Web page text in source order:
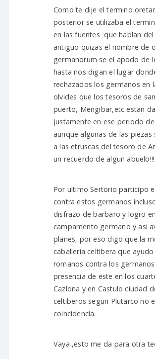
Como te dije el termino
posterior se utilizaba el
en las fuentes que hablan
antiguo quizas el nombre de
germanorum se el apodo de
hasta nos digan el lugar
rechazados los germanos en
olvides que los tesoros de
puerto, Mengibar,etc estan
justamente en ese periodo
aunque algunas de las piezas
a las etruscas del tesoro de
un recuerdo de algun abuelo!!!.
Por ultimo Sertorio participo
contra estos germanos
disfrazo de barbaro y logro
campamento germano y asi
planes, por eso digo que la
caballeria celtibera que ayudo
romanos contra los
presencia de este en los
Cazlona y en Castulo ciudad
celtiberos segun Plutarco no
coincidencia.
Vaya ,esto me da para otra